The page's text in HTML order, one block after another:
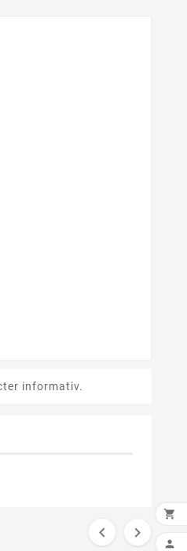
informativ.
 

